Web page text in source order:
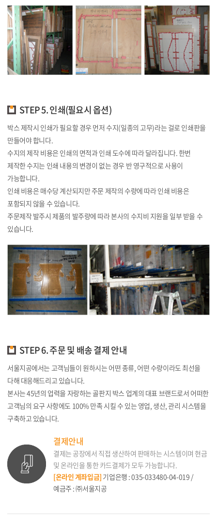
STEP 5. 인쇄(필요시 옵션)
박스 제작시 인쇄가 필요할 경우 먼저 수지(일종의 고무)라는 걸로 인쇄판을
만들어야 합니다.
수지의 제작 비용은 인쇄의 면적과 인쇄 도수에 따라 달라집니다. 한번
제작한 수지는 인쇄 내용의 변경이 없는 경우 반 영구적으로 사용이
가능합니다.
인쇄 비용은 매수당 계산되지만 주문 제작의 수량에 따라 인쇄 비용은
포함되지 않을 수 있습니다.
주문제작 발주시 제품의 발주량에 따라 본사의 수지비 지원을 일부 받을 수
있습니다.
STEP 6. 주문 및 배송 결제 안내
서울지공에서는 고객님들이 원하시는 어떤 종류, 어떤 수량이라도 최선을
다해 대응해드리고 있습니다.
본사는 45년의 업력을 자랑하는 골판지 박스 업계의 대표 브랜드로서 어떠한
고객님의 요구 사항에도 100% 만족 시킬 수 있는 영업, 생산, 관리 시스템을
구축하고 있습니다.
결제안내
결제는 공장에서 직접 생산하여 판매하는 시스템이며 현금
및 온라인을 통한 카드결제가 모두 가능합니다.
[온라인 계좌입금] 기업은행 : 035-033480-04-019 /
예금주 : ㈜서울지공